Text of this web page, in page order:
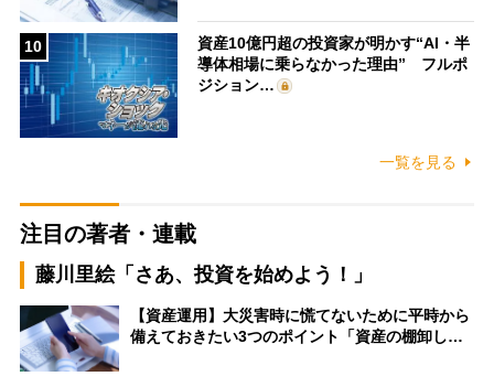
10
資産10億円超の投資家が明かす“AI・半
導体相場に乗らなかった理由” フルポ
ジション…
一覧を見る
注目の著者・連載
藤川里絵「さあ、投資を始めよう！」
【資産運用】大災害時に慌てないために平時から
備えておきたい3つのポイント「資産の棚卸し…